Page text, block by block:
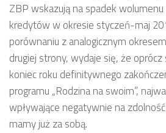
ZBP wskazują na spadek
kredytów w okresie styczeń-maj
porównaniu z analogicznym
drugiej strony, wydaje się, że
koniec roku definitywnego
programu „Rodzina na swoim”,
wpływające negatywnie na
mamy już za sobą.